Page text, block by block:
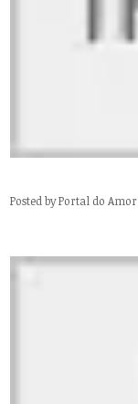
Posted byPortal do Amor